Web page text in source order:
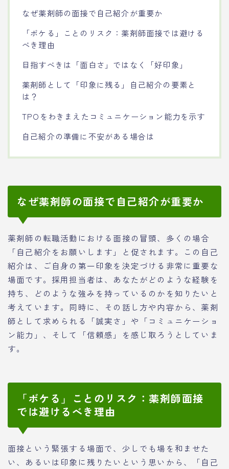
なぜ薬剤師の面接で自己紹介が重要か
「ボケる」ことのリスク：薬剤師面接では避ける
べき理由
目指すべきは「面白さ」ではなく「好印象」
薬剤師として「印象に残る」自己紹介の要素と
は？
TPOをわきまえたコミュニケーション能力を示す
自己紹介の準備に不安がある場合は
なぜ薬剤師の面接で自己紹介が重要か
薬剤師の転職活動における面接の冒頭、多くの場合
「自己紹介をお願いします」と促されます。この自己
紹介は、ご自身の第一印象を決定づける非常に重要な
場面です。採用担当者は、あなたがどのような経験を
持ち、どのような強みを持っているのかを知りたいと
考えています。同時に、その話し方や内容から、薬剤
師として求められる「誠実さ」や「コミュニケーショ
ン能力」、そして「信頼感」を感じ取ろうとしていま
す。
「ボケる」ことのリスク：薬剤師面接
では避けるべき理由
面接という緊張する場面で、少しでも場を和ませた
い、あるいは印象に残りたいという思いから、「自己